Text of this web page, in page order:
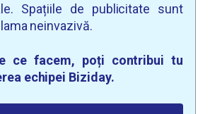
Spațiile de publicitate sunt
neinvazivă.
ce facem, poți contribui tu
echipei Biziday.